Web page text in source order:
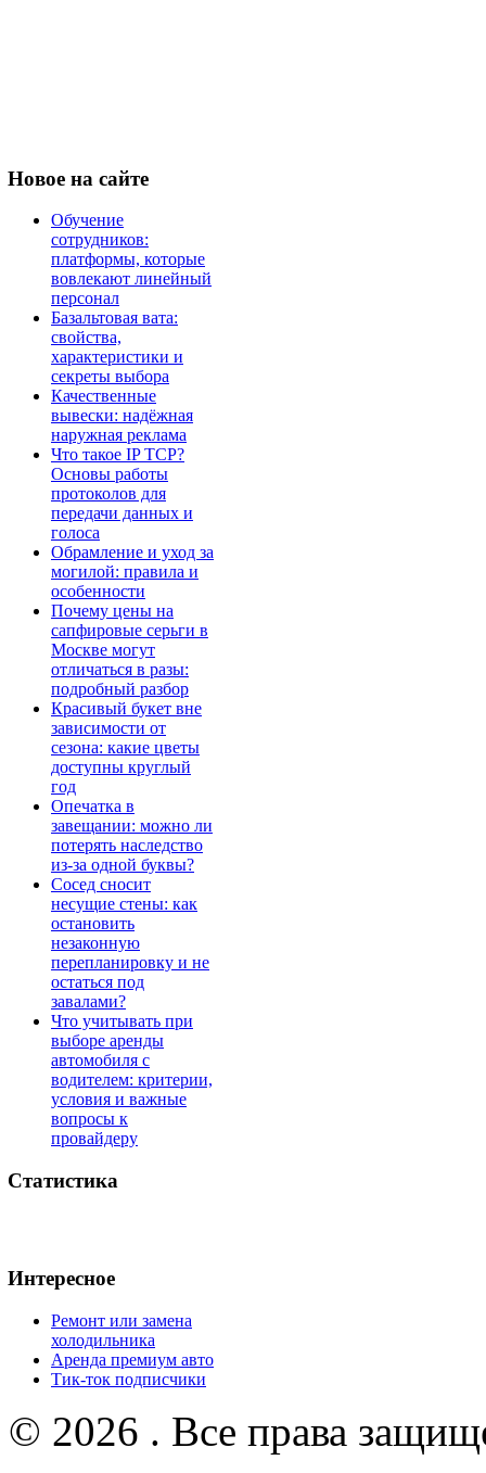
Новое на сайте
Обучение
сотрудников:
платформы, которые
вовлекают линейный
персонал
Базальтовая вата:
свойства,
характеристики и
секреты выбора
Качественные
вывески: надёжная
наружная реклама
Что такое IP TCP?
Основы работы
протоколов для
передачи данных и
голоса
Обрамление и уход за
могилой: правила и
особенности
Почему цены на
сапфировые серьги в
Москве могут
отличаться в разы:
подробный разбор
Красивый букет вне
зависимости от
сезона: какие цветы
доступны круглый
год
Опечатка в
завещании: можно ли
потерять наследство
из-за одной буквы?
Сосед сносит
несущие стены: как
остановить
незаконную
перепланировку и не
остаться под
завалами?
Что учитывать при
выборе аренды
автомобиля с
водителем: критерии,
условия и важные
вопросы к
провайдеру
Статистика
Интересное
Ремонт или замена
холодильника
Аренда премиум авто
Тик-ток подписчики
© 2026 . Все права